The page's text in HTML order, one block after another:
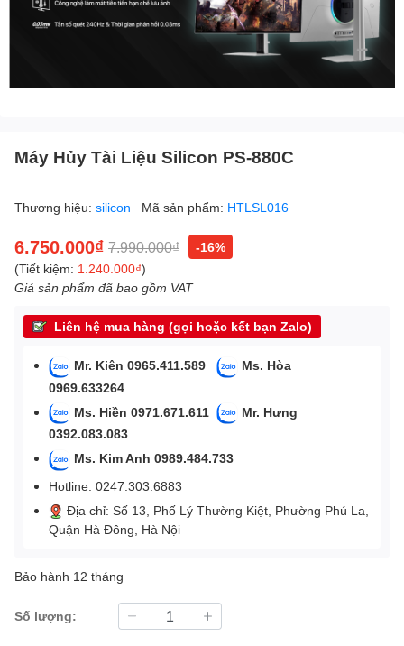
Máy Hủy Tài Liệu Silicon PS-880C
Thương hiệu: silicon Mã sản phẩm: HTLSL016
6.750.000₫ 7.990.000₫
-16%
(Tiết kiệm: 1.240.000₫)
Giá sản phẩm đã bao gồm VAT
Liên hệ mua hàng (gọi hoặc kết bạn Zalo)
Mr. Kiên 0965.411.589
Ms. Hòa
0969.633264
Ms. Hiền 0971.671.611
Mr. Hưng
0392.083.083
Ms. Kim Anh 0989.484.733
Hotline: 0247.303.6883
Địa chỉ: Số 13, Phố Lý Thường Kiệt, Phường Phú La,
Quận Hà Đông, Hà Nội
Bảo hành 12 tháng
Số lượng: